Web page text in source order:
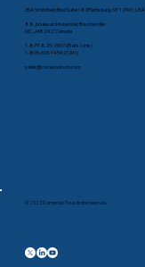
35A Smithfield Blvd Suite 180Plattsburg, NY 12901, USA
88, boulevard Industriel, Boucherville
QC, J4B 2X2 Canada
1-877-825-2007 (États-Unis)
1-800-603-1454 (CAN)
sales@comprodcom.com
© 2023 Comprod. Tous droits réservés.